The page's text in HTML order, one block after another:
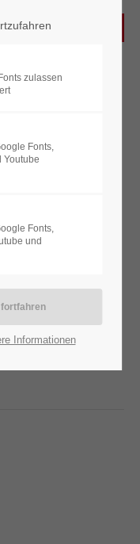
zulassen
Fonts,
Youtube
Fonts,
und
Informationen